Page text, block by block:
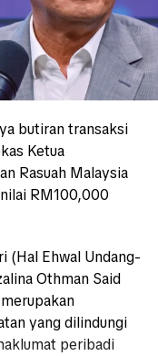
butiran transaksi
Ketua
Rasuah Malaysia
RM100,000
(Hal Ehwal Undang-
Othman Said
yang dilindungi
peribadi